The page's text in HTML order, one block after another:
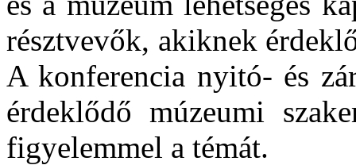
résztvevők, akiknek
A konferencia nyitó- és
érdeklődő múzeumi
figyelemmel a témát.